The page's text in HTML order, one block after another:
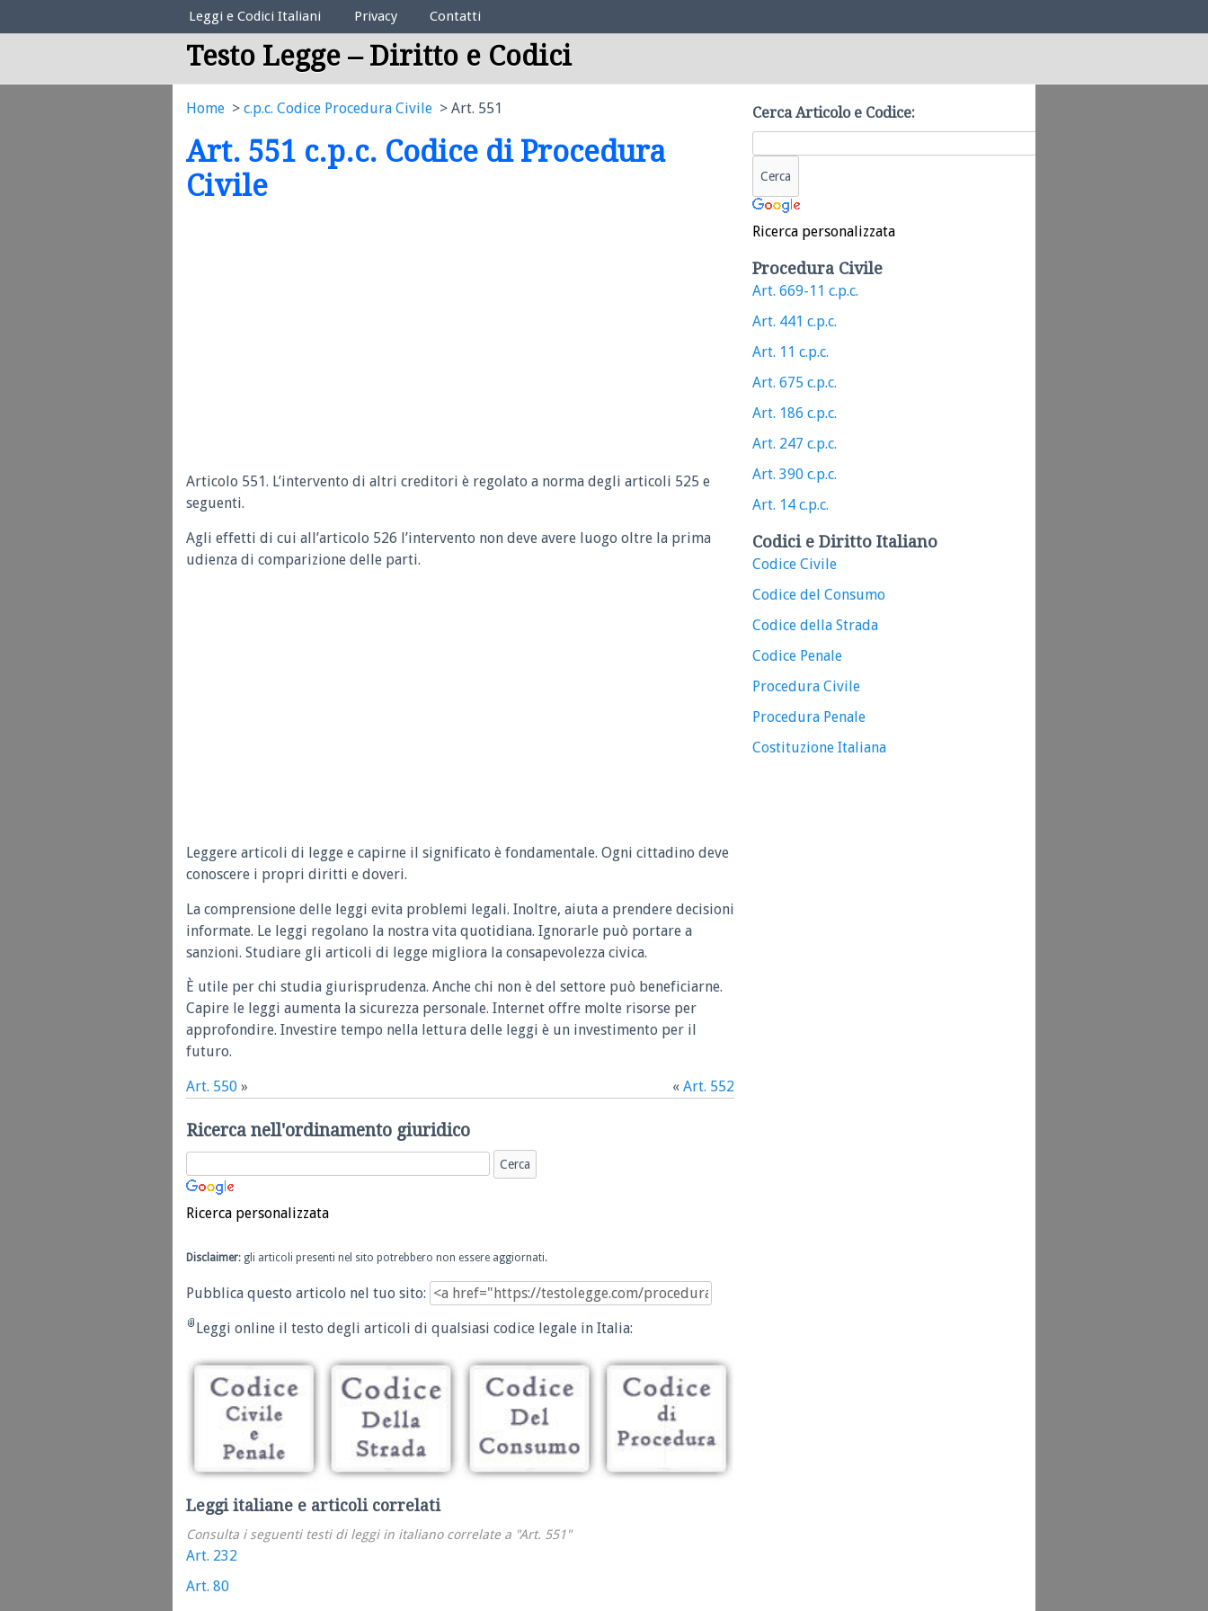
Elenco Codici Legali
Leggi e Codici Italiani Privacy Contatti
Testo Legge – Diritto e Codici
Home c.p.c. Codice Procedura Civile Art. 551
Art. 551 c.p.c. Codice di Procedura
Civile
Articolo 551. L’intervento di altri creditori è regolato a norma degli articoli 525 e
seguenti.
Agli effetti di cui all’articolo 526 l’intervento non deve avere luogo oltre la prima
udienza di comparizione delle parti.
Leggere articoli di legge e capirne il significato è fondamentale. Ogni cittadino deve
conoscere i propri diritti e doveri.
La comprensione delle leggi evita problemi legali. Inoltre, aiuta a prendere decisioni
informate. Le leggi regolano la nostra vita quotidiana. Ignorarle può portare a
sanzioni. Studiare gli articoli di legge migliora la consapevolezza civica.
È utile per chi studia giurisprudenza. Anche chi non è del settore può beneficiarne.
Capire le leggi aumenta la sicurezza personale. Internet offre molte risorse per
approfondire. Investire tempo nella lettura delle leggi è un investimento per il
futuro.
Art. 550 » « Art. 552
Ricerca nell'ordinamento giuridico
Ricerca personalizzata
Disclaimer: gli articoli presenti nel sito potrebbero non essere aggiornati.
Pubblica questo articolo nel tuo sito:
Leggi online il testo degli articoli di qualsiasi codice legale in Italia:
Leggi italiane e articoli correlati
Consulta i seguenti testi di leggi in italiano correlate a "Art. 551"
Art. 232
Art. 80
Cerca Articolo e Codice:
Ricerca personalizzata
Procedura Civile
Art. 669-11 c.p.c.
Art. 441 c.p.c.
Art. 11 c.p.c.
Art. 675 c.p.c.
Art. 186 c.p.c.
Art. 247 c.p.c.
Art. 390 c.p.c.
Art. 14 c.p.c.
Codici e Diritto Italiano
Codice Civile
Codice del Consumo
Codice della Strada
Codice Penale
Procedura Civile
Procedura Penale
Costituzione Italiana